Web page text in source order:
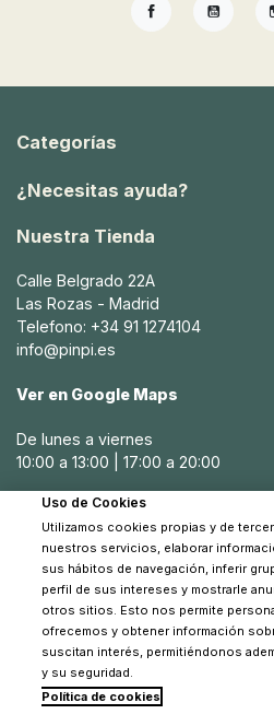
FacebookYouTube
Categorías
¿Necesitas ayuda?
Nuestra Tienda
Calle Belgrado 22A
Las Rozas - Madrid
Telefono: +34 91 1274104
info@pinpi.es
Ver en Google Maps
De lunes a viernes
10:00 a 13:00 | 17:00 a 20:00
Sábados
10:30 a 14:00
© 2026 Pinpi - Todos los
Uso de Cookies
Utilizamos cookies propias y de
nuestros servicios, elaborar
sus hábitos de navegación, inferir
perfil de sus intereses y mostrarle
otros sitios. Esto nos permite
ofrecemos y obtener información
suscitan interés, permitiéndonos
y su seguridad.
Política de cookies